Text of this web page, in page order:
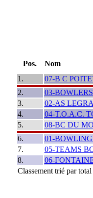
Pos.
Nom
1.
07-B C
2.
03-
3.
02-AS
4.
04-T.O.A.C.
5.
08-BC DU
6.
01-
7.
05-TEAMS
8.
06-
Classement trié par